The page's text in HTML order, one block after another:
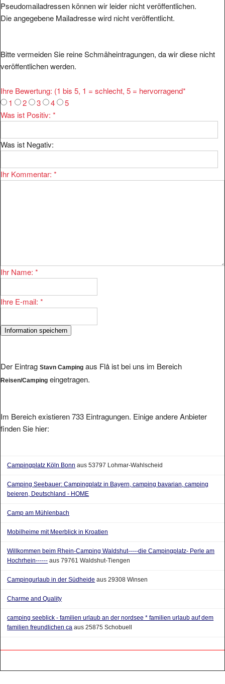
Pseudomailadressen können wir leider nicht veröffentlichen.
Die angegebene Mailadresse wird nicht veröffentlicht.
Bitte vermeiden Sie reine Schmäheintragungen, da wir diese nicht
veröffentlichen werden.
Ihre Bewertung: (1 bis 5, 1 = schlecht, 5 = hervorragend*
1
2 3 4
5
Was ist Positiv: *
Was ist Negativ:
Ihr Kommentar: *
Ihr Name: *
Ihre E-mail: *
Der Eintrag Stavn Camping aus Flå ist bei uns im Bereich
Reisen/Camping eingetragen.
Im Bereich existieren 733 Eintragungen. Einige andere Anbieter
finden Sie hier:
Campingplatz Köln Bonn aus 53797 Lohmar-Wahlscheid
Camping Seebauer: Campingplatz in Bayern, camping bavarian, camping
beieren, Deutschland - HOME
Camp am Mühlenbach
Mobilheime mit Meerblick in Kroatien
Willkommen beim Rhein-Camping Waldshut-----die Campingplatz- Perle am
Hochrhein------ aus 79761 Waldshut-Tiengen
Campingurlaub in der Südheide aus 29308 Winsen
Charme and Quality
camping seeblick - familien urlaub an der nordsee * familien urlaub auf dem
familien freundlichen ca aus 25875 Schobuell